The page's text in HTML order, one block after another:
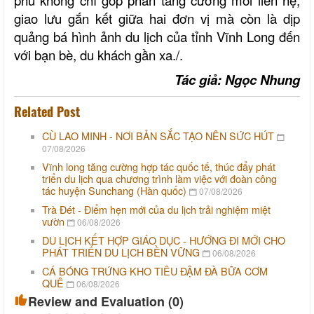
giao lưu gắn kết giữa hai đơn vị mà còn là dịp
quảng bá hình ảnh du lịch của tỉnh Vĩnh Long đến
với bạn bè, du khách gần xa./.
Tác giả: Ngọc Nhung
Related Post
CÙ LAO MINH - NƠI BẢN SẮC TẠO NÊN SỨC HÚT
07/08/2026
Vĩnh long tăng cường hợp tác quốc tế, thúc đẩy phát
triển du lịch qua chương trình làm việc với đoàn công
tác huyện Sunchang (Hàn quốc)
07/08/2026
Trà Đét - Điểm hẹn mới của du lịch trải nghiệm miệt
vườn
06/08/2026
DU LỊCH KẾT HỢP GIÁO DỤC - HƯỚNG ĐI MỚI CHO
PHÁT TRIỂN DU LỊCH BỀN VỮNG
06/08/2026
CÁ BÓNG TRỨNG KHO TIÊU ĐẬM ĐÀ BỮA CƠM
QUÊ
06/08/2026
Review and Evaluation (0)